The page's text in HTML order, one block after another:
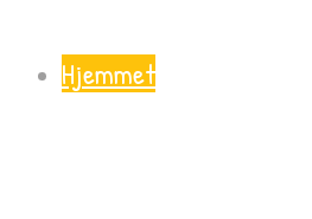
Hjemmet